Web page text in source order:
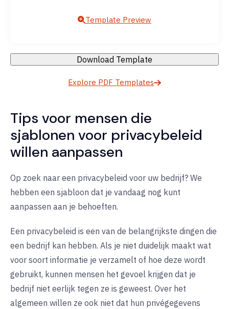
Template Preview
Download Template
Explore PDF Templates
Tips voor mensen die
sjablonen voor privacybeleid
willen aanpassen
Op zoek naar een privacybeleid voor uw bedrijf? We
hebben een sjabloon dat je vandaag nog kunt
aanpassen aan je behoeften.
Een privacybeleid is een van de belangrijkste dingen die
een bedrijf kan hebben. Als je niet duidelijk maakt wat
voor soort informatie je verzamelt of hoe deze wordt
gebruikt, kunnen mensen het gevoel krijgen dat je
bedrijf niet eerlijk tegen ze is geweest. Over het
algemeen willen ze ook niet dat hun privégegevens